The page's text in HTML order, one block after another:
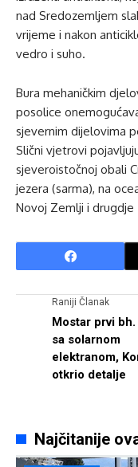
nad Sredozemljem
vrijeme i nakon
vedro i suho.
Bura mehaničkim
posolice
sjevernim dijelovima
Slični vjetrovi
sjeveroistočnoj obali
jezera (sarma), na
Novoj Zemlji i drugdje
Raniji Članak
Mostar prvi
sa solarnom
elektranom,
otkrio detalje
Najčitanije